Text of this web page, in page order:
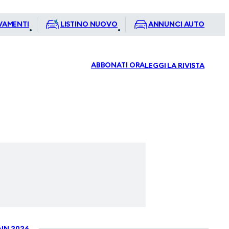
LISTINO NUOVO ANNUNCI AUTO
ABBONATI ORALEGGI LA RIVISTA